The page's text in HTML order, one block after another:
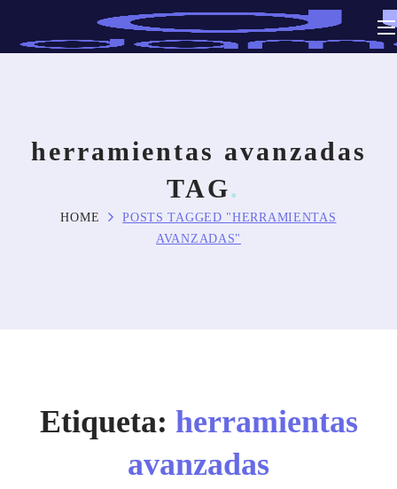
herramientas avanzadas
TAG
HOME
POSTS TAGGED "HERRAMIENTAS
AVANZADAS"
Etiqueta: herramientas
avanzadas